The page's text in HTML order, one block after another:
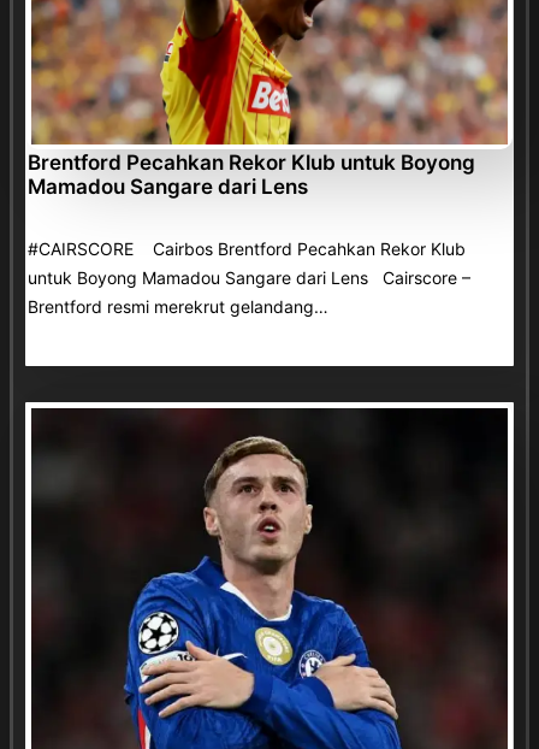
Brentford Pecahkan Rekor Klub untuk Boyong
Mamadou Sangare dari Lens
#CAIRSCORE Cairbos Brentford Pecahkan Rekor Klub
untuk Boyong Mamadou Sangare dari Lens Cairscore –
Brentford resmi merekrut gelandang…